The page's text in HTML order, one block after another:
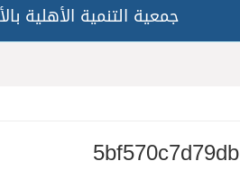
جمعية التنمية الأهلية
5bf570c7d79db